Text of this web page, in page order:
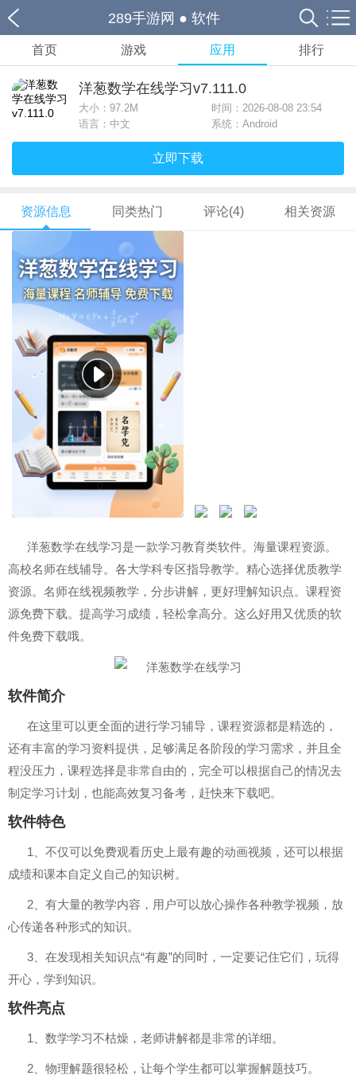
289手游网 ● 软件
首页 游戏 应用 排行
洋葱数学在线学习v7.111.0
大小： 97.2M
时间：2026-08-08 23:54
语言：中文
系统：Android
立即下载
资源信息 同类热门 评论(4) 相关资源
洋葱数学在线学习是一款学习教育类软件。海量课程资源。
高校名师在线辅导。各大学科专区指导教学。精心选择优质教学
资源。名师在线视频教学，分步讲解，更好理解知识点。课程资
源免费下载。提高学习成绩，轻松拿高分。这么好用又优质的软
件免费下载哦。
软件简介
在这里可以更全面的进行学习辅导，课程资源都是精选的，
还有丰富的学习资料提供，足够满足各阶段的学习需求，并且全
程没压力，课程选择是非常自由的，完全可以根据自己的情况去
制定学习计划，也能高效复习备考，赶快来下载吧。
软件特色
1、不仅可以免费观看历史上最有趣的动画视频，还可以根据
成绩和课本自定义自己的知识树。
2、有大量的教学内容，用户可以放心操作各种教学视频，放
心传递各种形式的知识。
3、在发现相关知识点“有趣”的同时，一定要记住它们，玩得
开心，学到知识。
软件亮点
1、数学学习不枯燥，老师讲解都是非常的详细。
2、物理解题很轻松，让每个学生都可以掌握解题技巧。